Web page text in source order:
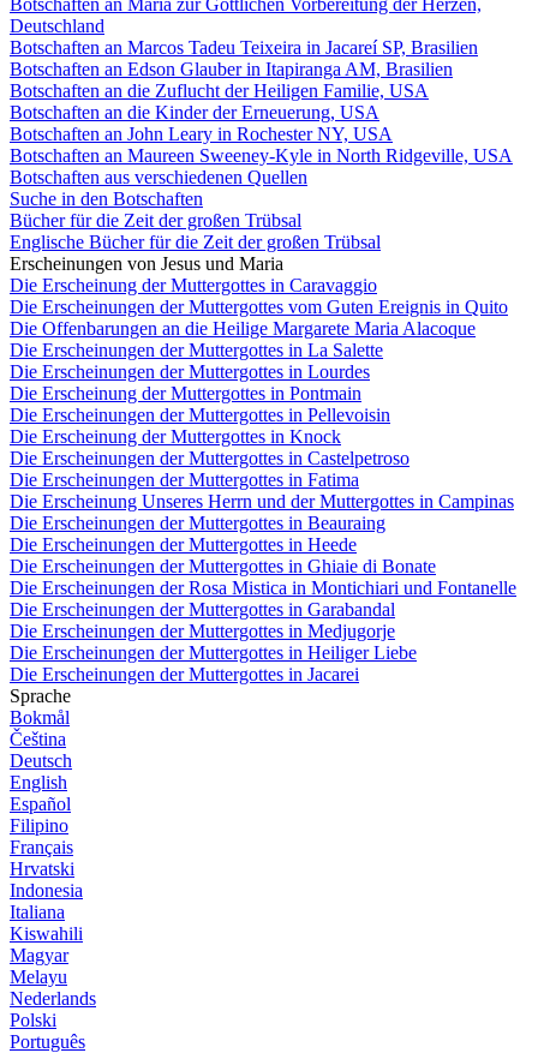
Deutschland
Botschaften an Marcos Tadeu Teixeira in Jacareí SP, Brasilien
Botschaften an Edson Glauber in Itapiranga AM, Brasilien
Botschaften an die Zuflucht der Heiligen Familie, USA
Botschaften an die Kinder der Erneuerung, USA
Botschaften an John Leary in Rochester NY, USA
Botschaften an Maureen Sweeney-Kyle in North Ridgeville, USA
Botschaften aus verschiedenen Quellen
Suche in den Botschaften
Bücher für die Zeit der großen Trübsal
Englische Bücher für die Zeit der großen Trübsal
Erscheinungen von Jesus und Maria
Die Erscheinung der Muttergottes in Caravaggio
Die Erscheinungen der Muttergottes vom Guten Ereignis in Quito
Die Offenbarungen an die Heilige Margarete Maria Alacoque
Die Erscheinungen der Muttergottes in La Salette
Die Erscheinungen der Muttergottes in Lourdes
Die Erscheinung der Muttergottes in Pontmain
Die Erscheinungen der Muttergottes in Pellevoisin
Die Erscheinung der Muttergottes in Knock
Die Erscheinungen der Muttergottes in Castelpetroso
Die Erscheinungen der Muttergottes in Fatima
Die Erscheinung Unseres Herrn und der Muttergottes in Campinas
Die Erscheinungen der Muttergottes in Beauraing
Die Erscheinungen der Muttergottes in Heede
Die Erscheinungen der Muttergottes in Ghiaie di Bonate
Die Erscheinungen der Rosa Mistica in Montichiari und Fontanelle
Die Erscheinungen der Muttergottes in Garabandal
Die Erscheinungen der Muttergottes in Medjugorje
Die Erscheinungen der Muttergottes in Heiliger Liebe
Die Erscheinungen der Muttergottes in Jacarei
Sprache
Bokmål
Čeština
Deutsch
English
Español
Filipino
Français
Hrvatski
Indonesia
Italiana
Kiswahili
Magyar
Melayu
Nederlands
Polski
Português